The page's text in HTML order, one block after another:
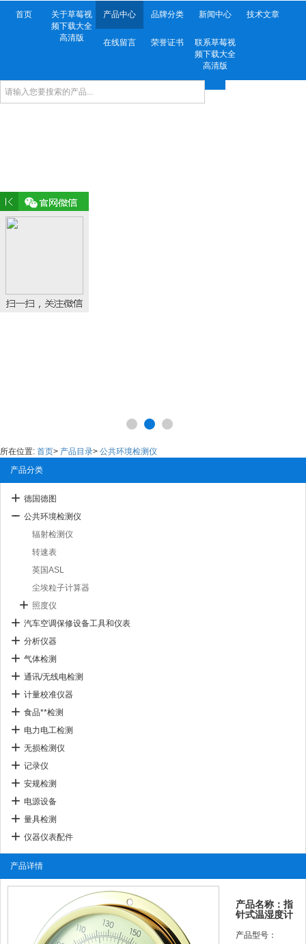
首页
关于草莓视
频下载大全
高清版
产品中心 品牌分类 新闻中心 技术文章
在线留言 荣誉证书
联系草莓视
频下载大全
高清版
所在位置: 首页> 产品目录> 公共环境检测仪
产品分类
德国德图
公共环境检测仪
辐射检测仪
转速表
英国ASL
尘埃粒子计算器
照度仪
汽车空调保修设备工具和仪表
分析仪器
气体检测
通讯/无线电检测
计量校准仪器
食品**检测
电力电工检测
无损检测仪
记录仪
安规检测
电源设备
量具检测
仪器仪表配件
产品详情
产品名称：指
针式温湿度计
产品型号：